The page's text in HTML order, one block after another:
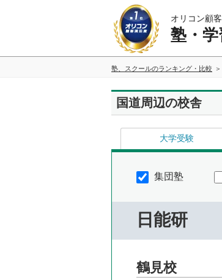
オリコン顧
塾・
塾、スクールのランキング・比較
国道周辺の校舎
大学受験
集団塾
日能研
鶴見校